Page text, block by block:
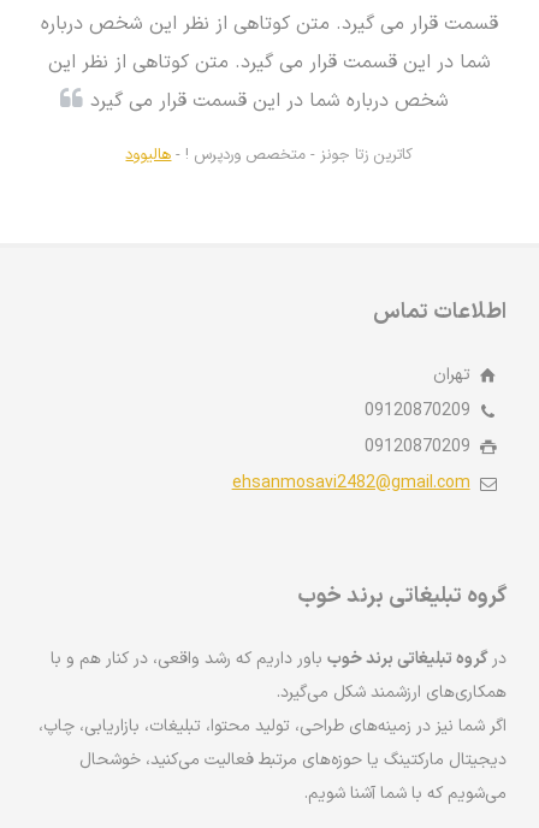
قسمت قرار می گیرد. متن کوتاهی از نظر این شخص درباره
شما در این قسمت قرار می گیرد. متن کوتاهی از نظر این
شخص درباره شما در این قسمت قرار می گیرد
کاترین زتا جونز - متخصص وردپرس ! -هالیوود
اطلاعات تماس
تهران
09120870209
09120870209
ehsanmosavi2482@gmail.com
گروه تبلیغاتی برند خوب
درگروه تبلیغاتی برند خوب باور داریم که رشد واقعی، در کنار هم و با
همکاری‌های ارزشمند شکل می‌گیرد.
اگر شما نیز در زمینه‌های طراحی، تولید محتوا، تبلیغات، بازاریابی، چاپ،
دیجیتال مارکتینگ یا حوزه‌های مرتبط فعالیت می‌کنید، خوشحال
می‌شویم که با شما آشنا شویم.